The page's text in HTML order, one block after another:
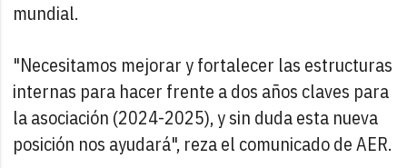
mundial.
"Necesitamos mejorar y fortalecer las estructuras
internas para hacer frente a dos años claves para
la asociación (2024-2025), y sin duda esta nueva
posición nos ayudará", reza el comunicado de AER.